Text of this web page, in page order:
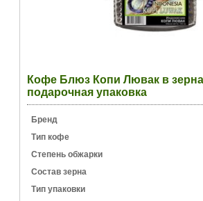
Кофе Блюз Копи Лювак в
подарочная упаковка
Бренд
Тип кофе
Степень обжарки
Состав зерна
Тип упаковки